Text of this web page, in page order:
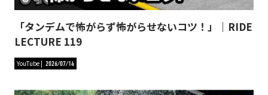
「タンデムで怖がらず怖がらせないコツ！」｜RIDE
LECTURE 119
YouTube 2026/07/14